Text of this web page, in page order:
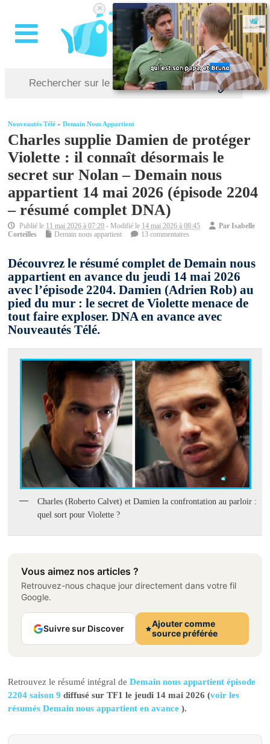
Nouveautés Télé »Demain Nous Appartient
Charles supplie Damien de protéger
Violette : il connaît désormais le
secret sur Nolan – Demain nous
appartient 14 mai 2026 (épisode 2204
– résumé complet DNA)
Publié le 11 mai 2026 à 07:20 - Modifié le 14 mai 2026 à 08:45 ParIsabelle
Corteilles
Demain nous appartient 13 commentaires
Découvrez le résumé complet de Demain nous
appartient en avance du jeudi 14 mai 2026
avec l’épisode 2204. Damien (Adrien Rob) au
pied du mur : le secret de Violette menace de
tout faire exploser. DNA en avance avec
Nouveautés Télé.
Charles (Roberto Calvet) et Damien la confrontation au parloir :
quel sort pour Violette ?
Vous aimez nos articles ?
Retrouvez-nous chaque jour directement dans votre fil
Google.
Suivre sur Discover
Ajouter comme
source préférée
Retrouvez le résumé intégral deDemain nous appartient épisode
2204 saison 9diffusé sur TF1 le jeudi 14 mai 2026 (voir les
résumés Demain nous appartient en avance).
×